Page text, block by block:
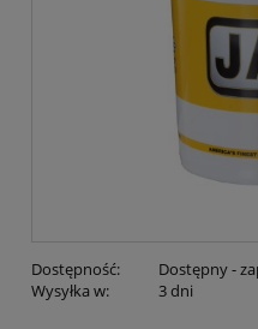
Dostępność:
Dostępny -
Wysyłka w:
3 dni